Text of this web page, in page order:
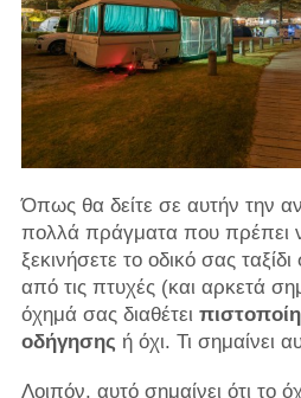
Όπως θα δείτε σε αυτήν την
πολλά πράγματα που πρέπει
ξεκινήσετε το οδικό σας
από τις πτυχές (και αρκετά
όχημά σας διαθέτει
οδήγησης ή όχι. Τι σημαίνει
Λοιπόν, αυτό σημαίνει ότι το